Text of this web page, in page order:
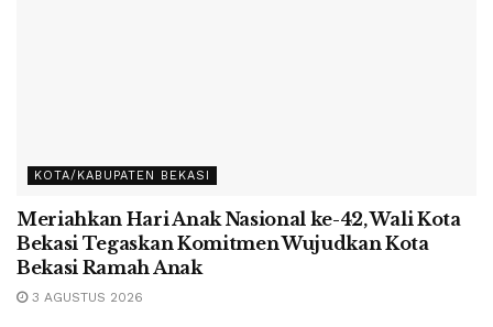
KOTA/KABUPATEN BEKASI
Meriahkan Hari Anak Nasional ke-42, Wali Kota
Bekasi Tegaskan Komitmen Wujudkan Kota
Bekasi Ramah Anak
3 AGUSTUS 2026